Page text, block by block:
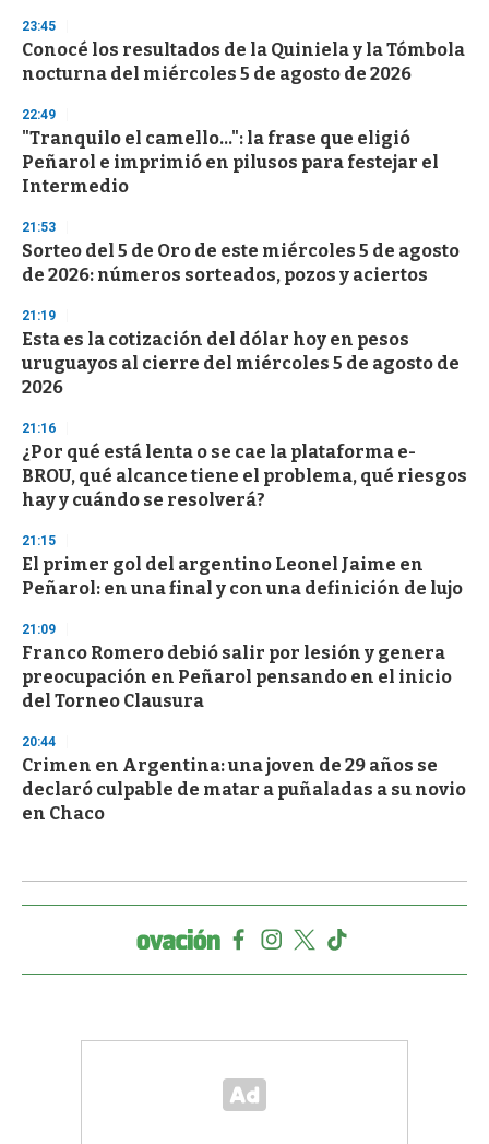
d
s
o
f
3
s
e
c
o
d
s
23:45
Conocé los resultados de la Quiniela y la Tómbola
nocturna del miércoles 5 de agosto de 2026
22:49
"Tranquilo el camello...": la frase que eligió
Peñarol e imprimió en pilusos para festejar el
Intermedio
21:53
Sorteo del 5 de Oro de este miércoles 5 de agosto
de 2026: números sorteados, pozos y aciertos
21:19
Esta es la cotización del dólar hoy en pesos
uruguayos al cierre del miércoles 5 de agosto de
2026
21:16
¿Por qué está lenta o se cae la plataforma e-
BROU, qué alcance tiene el problema, qué riesgos
hay y cuándo se resolverá?
21:15
El primer gol del argentino Leonel Jaime en
Peñarol: en una final y con una definición de lujo
21:09
Franco Romero debió salir por lesión y genera
preocupación en Peñarol pensando en el inicio
del Torneo Clausura
20:44
Crimen en Argentina: una joven de 29 años se
declaró culpable de matar a puñaladas a su novio
en Chaco